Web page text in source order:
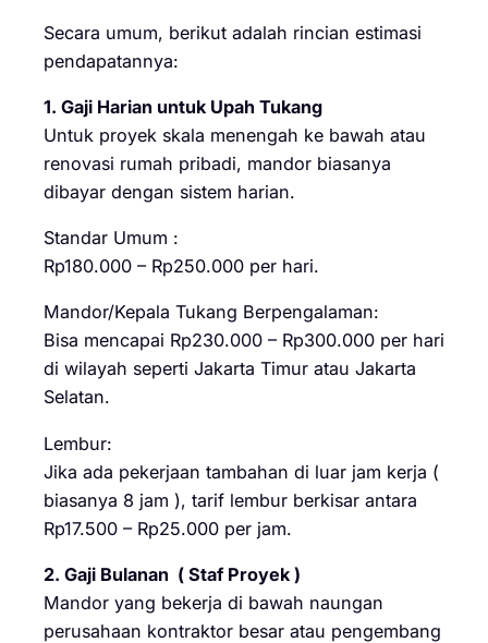
Secara umum, berikut adalah rincian estimasi
pendapatannya:
1. Gaji Harian untuk Upah Tukang
Untuk proyek skala menengah ke bawah atau
renovasi rumah pribadi, mandor biasanya
dibayar dengan sistem harian.
Standar Umum :
Rp180.000 – Rp250.000 per hari.
Mandor/Kepala Tukang Berpengalaman:
Bisa mencapai Rp230.000 – Rp300.000 per hari
di wilayah seperti Jakarta Timur atau Jakarta
Selatan.
Lembur:
Jika ada pekerjaan tambahan di luar jam kerja (
biasanya 8 jam ), tarif lembur berkisar antara
Rp17.500 – Rp25.000 per jam.
2. Gaji Bulanan ( Staf Proyek )
Mandor yang bekerja di bawah naungan
perusahaan kontraktor besar atau pengembang